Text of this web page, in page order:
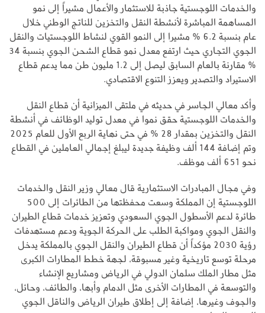
والخدمات اللوجستية جاذبة للاستثمار والأعمال مشيراً إلى نمو
المساهمة المباشرة لأنشطة النقل والتخزين للناتج الوطني خلال
عام بنسبة 6.2 % مشيرا إلى النمو القوي لنشاط اللوجستيات والنقل
الجوي التجاري حيث ارتفع معدل نمو قطاع الشحن الجوي بنسبة 34
% مقارنة بالعام السابق ليصل إلى 1.2 مليون طن مما يدعم قطاع
الاستيراد والتصدير ويعزز التنوع الاقتصادي.
وأكد معالي الجاسر في حديثه في ملتقى الميزانية أن قطاع النقل
والخدمات اللوجستية حقق نموا في معدل توليد الوظائف في أنشطة
النقل والتخزين بمقدار 28 % في حتى نهاية الربع الأول للعام 2025
وتم إضافة 144 ألف وظيفة جديدة ليبلغ إجمالي العاملين في القطاع
نحو 651 ألف موظف.
وفي مجال المبادرات الاستثمارية قال معالي وزير النقل والخدمات
اللوجستية إن المملكة وسعت محفظتها من الطائرات إلى 500
طائرة لدعم الأسطول الجوي السعودي وتعزيز خدمات قطاع الطيران
والنقل الجوي ومواكبة الطلب على الحركة الجوية ودعم مستهدفات
رؤية 2030 مؤكداً أن قطاع الطيران والنقل الجوي بالمملكة يدخل
مرحلة توسع تاريخية وغير مسبوقة، لجهة خطط المطارات الكبرى
مثل مطار الملك سلمان الدولي في الرياض ومشاريع الإنشاء
والتوسعة في المطارات الأخرى مثل الدمام وأبها، والطائف، وحائل،
والجوف وغيرها، إضافة إلى إطلاق طيران الرياض والناقل الجوي